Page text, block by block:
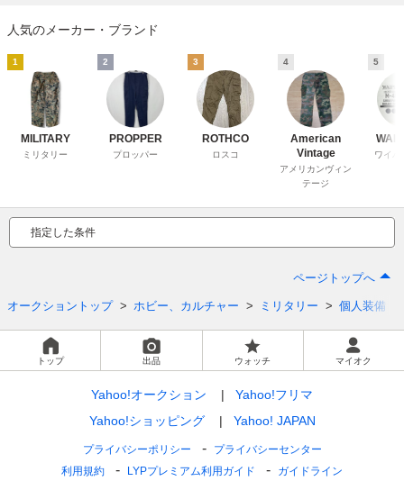
人気のメーカー・ブランド
1
MILITARY
ミリタリー
2
PROPPER
プロッパー
3
ROTHCO
ロスコ
4
American
Vintage
アメリカンヴィン
テージ
5
ワイパ
指定した条件
ページトップへ
オークショントップ ホビー、カルチャー ミリタリー 個人装備
トップ 出品 ウォッチ マイオク
Yahoo!オークション
Yahoo!フリマ
Yahoo!ショッピング
Yahoo! JAPAN
プライバシーポリシー
プライバシーセンター
利用規約
LYPプレミアム利用ガイド ガイドライン